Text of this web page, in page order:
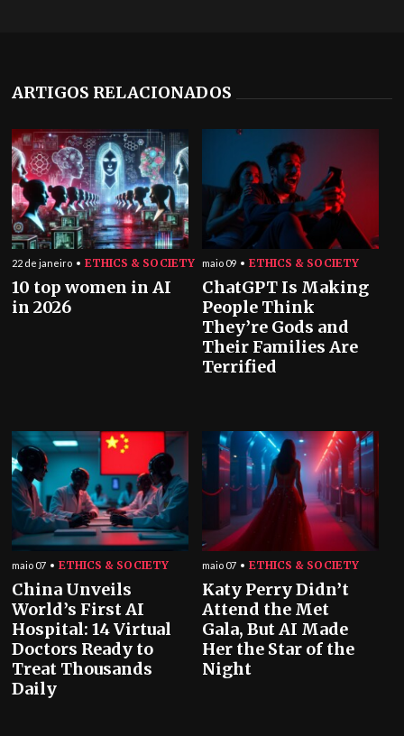
ARTIGOS RELACIONADOS
22 de janeiro ETHICS & SOCIETY
10 top women in AI
in 2026
maio 09 ETHICS & SOCIETY
ChatGPT Is Making
People Think
They’re Gods and
Their Families Are
Terrified
maio 07 ETHICS & SOCIETY
China Unveils
World’s First AI
Hospital: 14 Virtual
Doctors Ready to
Treat Thousands
Daily
maio 07 ETHICS & SOCIETY
Katy Perry Didn’t
Attend the Met
Gala, But AI Made
Her the Star of the
Night